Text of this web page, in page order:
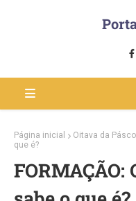
Página inicial Oitava da
que é?
FORMAÇÃO: